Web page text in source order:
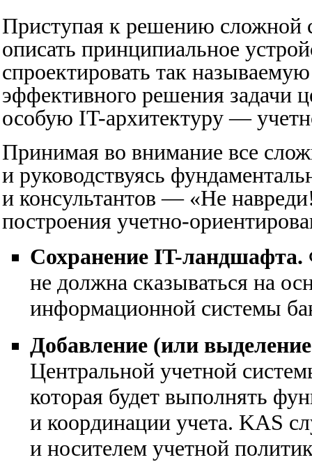
Приступая к решению сложной
описать принципиальное
спроектировать так
эффективного решения задачи
особую IT-архитектуру —
Принимая во внимание все
и руководствуясь
и консультантов — «Не
построения учетно-
Сохранение IT-ландшафта.
не должна сказываться на
информационной системы
Добавление (или
Центральной учетной
которая будет выполнять
и координации учета. KAS
и носителем учетной